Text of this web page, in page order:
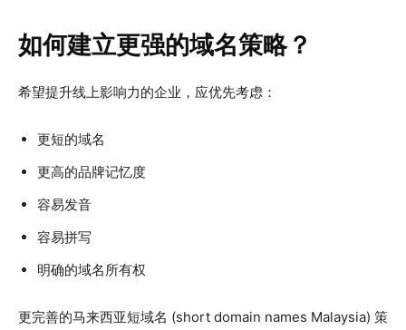
如何建立更强的域名策略？
希望提升线上影响力的企业，应优先考虑：
更短的域名
更高的品牌记忆度
容易发音
容易拼写
明确的域名所有权
更完善的马来西亚短域名 (short domain names Malaysia) 策